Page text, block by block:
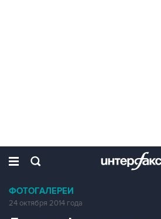
ФОТОГАЛЕРЕИ
24 октября 2014 года